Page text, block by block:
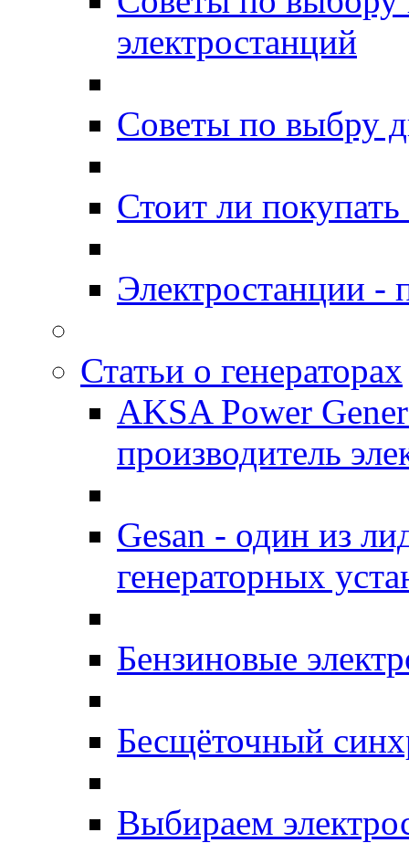
электростанций
Советы по выбру
Стоит ли
Электростанции
Статьи о генераторах
AKSA Power
производитель
Gesan - один из
генераторных
Бензиновые
Бесщёточный
Выбираем